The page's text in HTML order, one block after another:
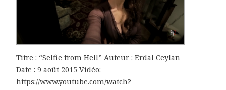
Titre : “Selfie from Hell” Auteur : Erdal Ceylan
Date : 9 août 2015 Vidéo:
https://www.youtube.com/watch?